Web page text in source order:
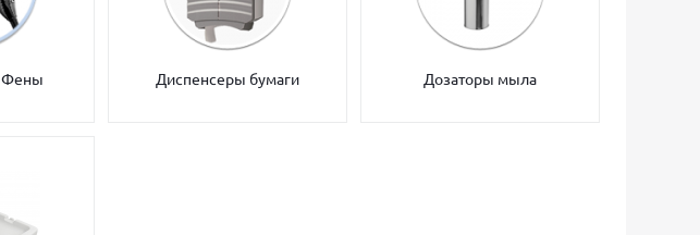
Фены Диспенсеры бумаги Дозаторы мыла